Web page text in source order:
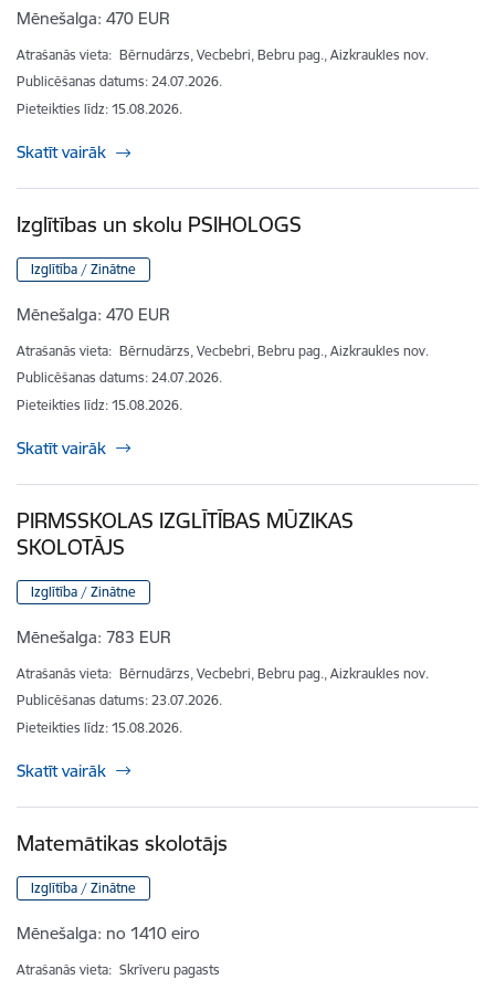
Mēnešalga: 470 EUR
Atrašanās vieta: Bērnudārzs, Vecbebri, Bebru pag., Aizkraukles nov.
Publicēšanas datums: 24.07.2026.
Pieteikties līdz: 15.08.2026.
Skatīt vairāk
Izglītības un skolu PSIHOLOGS
Izglītība / Zinātne
Mēnešalga: 470 EUR
Atrašanās vieta: Bērnudārzs, Vecbebri, Bebru pag., Aizkraukles nov.
Publicēšanas datums: 24.07.2026.
Pieteikties līdz: 15.08.2026.
Skatīt vairāk
PIRMSSKOLAS IZGLĪTĪBAS MŪZIKAS
SKOLOTĀJS
Izglītība / Zinātne
Mēnešalga: 783 EUR
Atrašanās vieta: Bērnudārzs, Vecbebri, Bebru pag., Aizkraukles nov.
Publicēšanas datums: 23.07.2026.
Pieteikties līdz: 15.08.2026.
Skatīt vairāk
Matemātikas skolotājs
Izglītība / Zinātne
Mēnešalga: no 1410 eiro
Atrašanās vieta: Skrīveru pagasts